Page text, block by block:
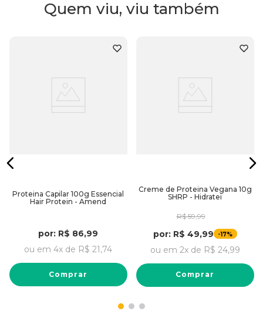
Embalagem:150ml
Quem viu, viu também
Proteina Capilar 100g Essencial
Hair Protein - Amend
por: R$ 86,99
ou em 4x de R$ 21 ,74
Comprar
Creme de Proteina Vegana 10g
SHRP - Hidratei
R$ 59,99
por: R$ 49,99 -17%
ou em 2x de R$ 24,99
Comprar